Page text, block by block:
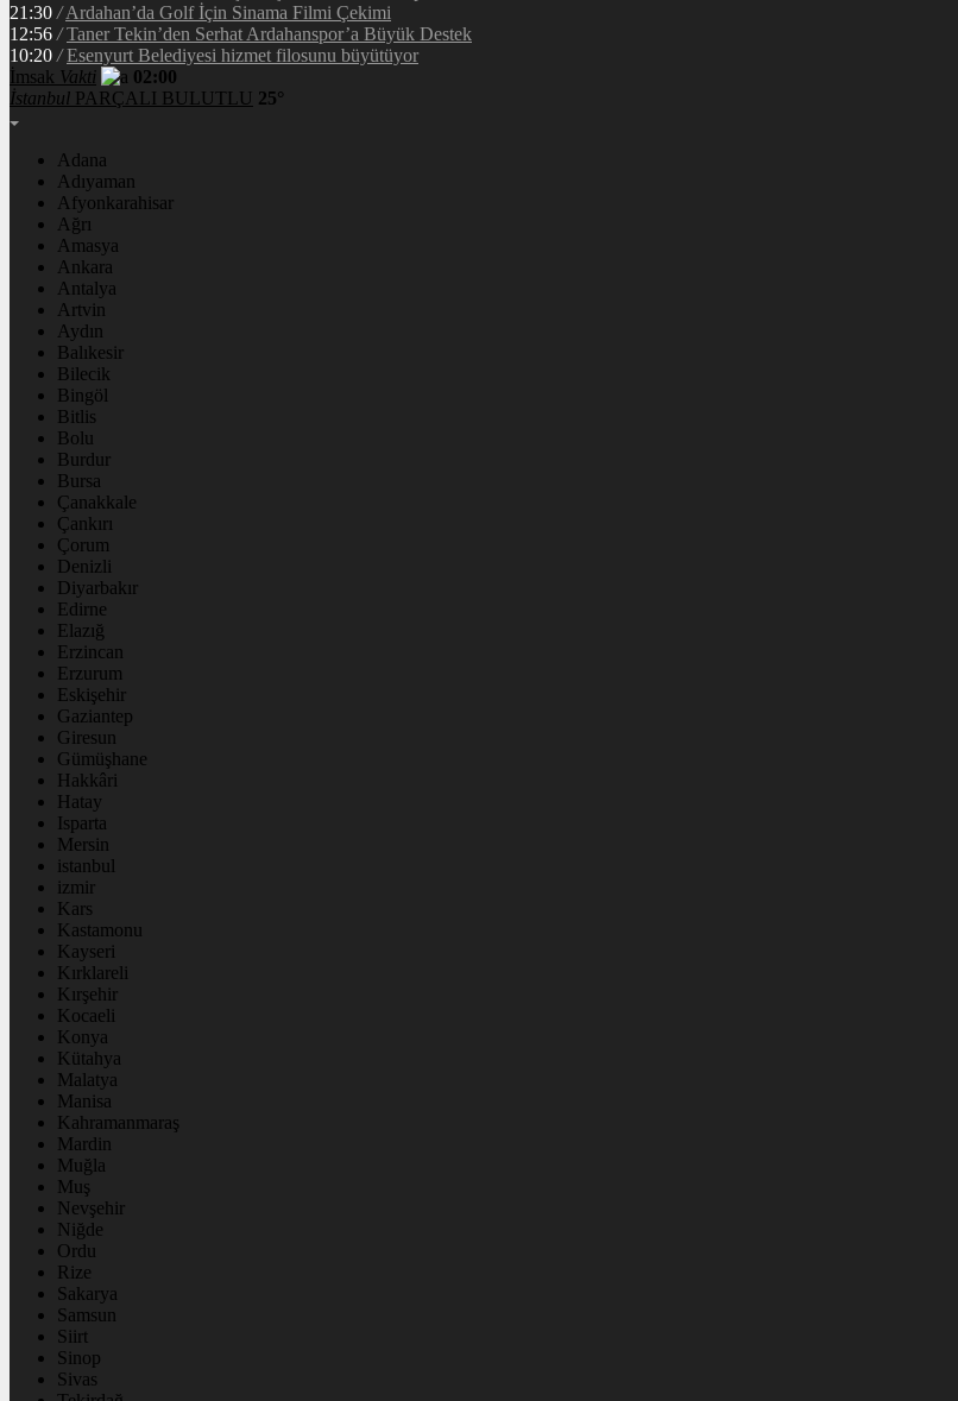
21:30 / Ardahan’da Golf İçin Sinama Filmi Çekimi
12:56 / Taner Tekin’den Serhat Ardahanspor’a Büyük Destek
10:20 / Esenyurt Belediyesi hizmet filosunu büyütüyor
İmsak Vakti
02:00
İstanbul PARÇALI BULUTLU 25°
Adana
Adıyaman
Afyonkarahisar
Ağrı
Amasya
Ankara
Antalya
Artvin
Aydın
Balıkesir
Bilecik
Bingöl
Bitlis
Bolu
Burdur
Bursa
Çanakkale
Çankırı
Çorum
Denizli
Diyarbakır
Edirne
Elazığ
Erzincan
Erzurum
Eskişehir
Gaziantep
Giresun
Gümüşhane
Hakkâri
Hatay
Isparta
Mersin
istanbul
izmir
Kars
Kastamonu
Kayseri
Kırklareli
Kırşehir
Kocaeli
Konya
Kütahya
Malatya
Manisa
Kahramanmaraş
Mardin
Muğla
Muş
Nevşehir
Niğde
Ordu
Rize
Sakarya
Samsun
Siirt
Sinop
Sivas